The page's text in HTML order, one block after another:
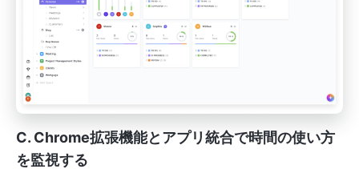
C. Chrome拡張機能とアプリ統合で時間の使い方
を監視する